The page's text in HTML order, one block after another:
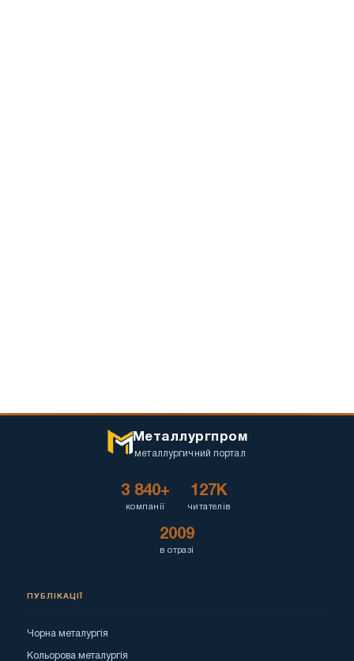
Металлургпром
металлургичний портал
3 840+
компанії
127K
читателів
2009
в отразі
ПУБЛІКАЦІЇ
Чорна металургія
Кольорова металургія